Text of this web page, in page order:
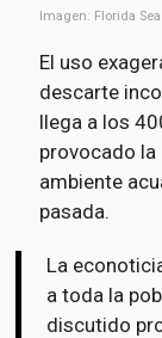
Imagen: Florida
El uso
descarte
llega a los
provocado la
ambiente
pasada.
La
a toda la
discutido